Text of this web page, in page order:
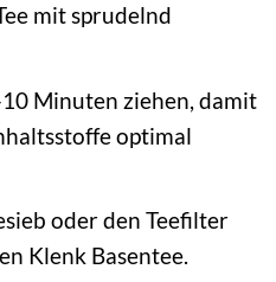
mit sprudelnd
10 Minuten ziehen, damit
optimal
oder den Teefilter
Klenk Basentee.